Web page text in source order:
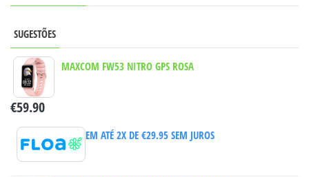
SUGESTÕES
MAXCOM FW53 NITRO GPS ROSA
€59.90
EM ATÉ 2X DE €29.95SEM JUROS